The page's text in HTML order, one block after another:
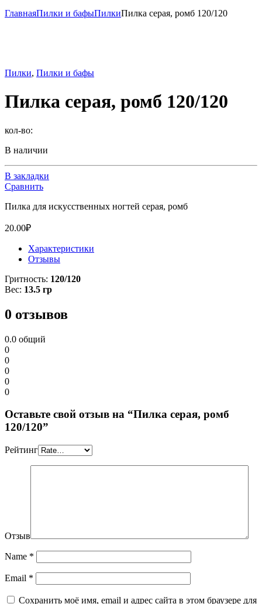
ГлавнаяПилки и бафыПилкиПилка серая, ромб 120/120
Пилки, Пилки и бафы
Пилка серая, ромб 120/120
кол-во:
В наличии
В закладки
Сравнить
Пилка для искусственных ногтей серая, ромб
20.00₽
Характеристики
Отзывы
Гритность: 120/120
Вес: 13.5 гр
0 отзывов
0.0 общий
0
0
0
0
0
Оставьте свой отзыв на “Пилка серая, ромб
120/120”
Рейтинг
Отзыв
Name *
Email *
Сохранить моё имя, email и адрес сайта в этом браузере для